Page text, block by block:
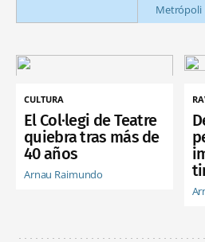
Metrópoli
CULTURA
El Col·legi de Teatre
quiebra tras más de
40 años
Arnau Raimundo